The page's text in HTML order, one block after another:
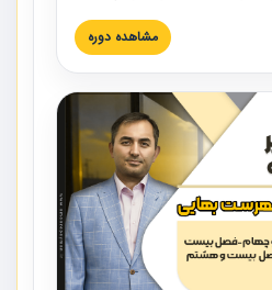
شریف ارائه شد. در این آموزش
مدارک پیمان، اولویت بندی اسناد
در این خصوص ارائه شده است.
مشاهده دوره